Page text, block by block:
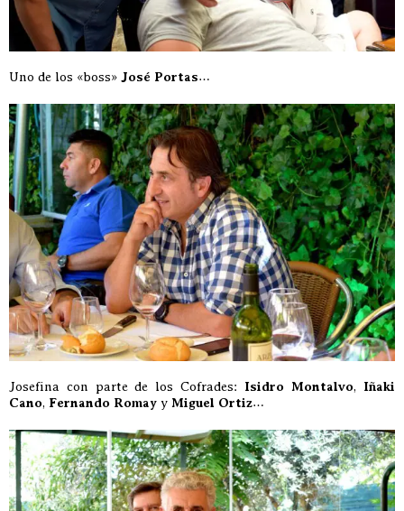
Uno de los «boss» José Portas…
Josefina con parte de los Cofrades: Isidro Montalvo, Iñaki
Cano, Fernando Romay y Miguel Ortiz…